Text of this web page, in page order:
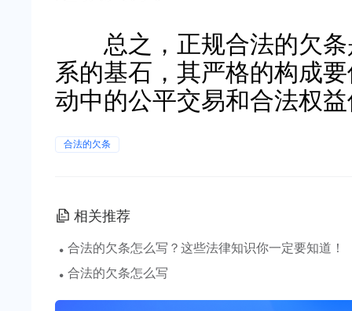
总之，正规合法的欠条
系的基石，其严格的构成
动中的公平交易和合法权
合法的欠条
相关推荐
· 合法的欠条怎么写？这些法律知识你一定要知道！
· 合法的欠条怎么写